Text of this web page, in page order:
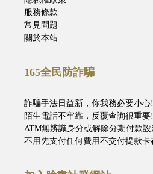
服務條款
常見問題
關於本站
165全民防詐騙
詐騙手法日益新，你我務必要小心!
陌生電話不牢靠，反覆查詢很重要!
ATM無辨識身分或解除分期付款設
不用先支付任何費用不交付提款